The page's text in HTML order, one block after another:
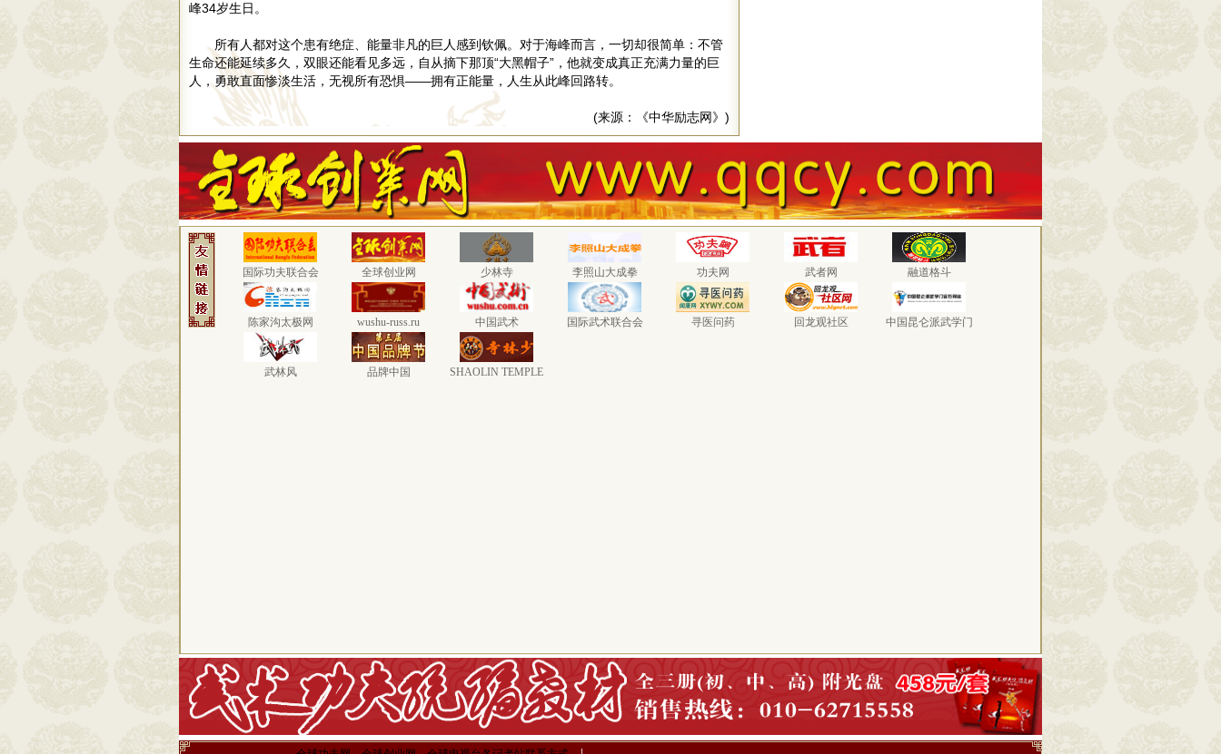
峰34岁生日。
所有人都对这个患有绝症、能量非凡的巨人感到钦佩。对于海峰而言，一切却很简单：不管
生命还能延续多久，双眼还能看见多远，自从摘下那顶“大黑帽子”，他就变成真正充满力量的巨
人，勇敢直面惨淡生活，无视所有恐惧——拥有正能量，人生从此峰回路转。
(来源：《中华励志网》)
国际功夫联合会 全球创业网 少林寺 李照山大成拳 功夫网 武者网 融道格斗
陈家沟太极网 wushu-russ.ru 中国武术 国际武术联合会 寻医问药 回龙观社区 中国昆仑派武学门
武林风 品牌中国 SHAOLIN TEMPLE